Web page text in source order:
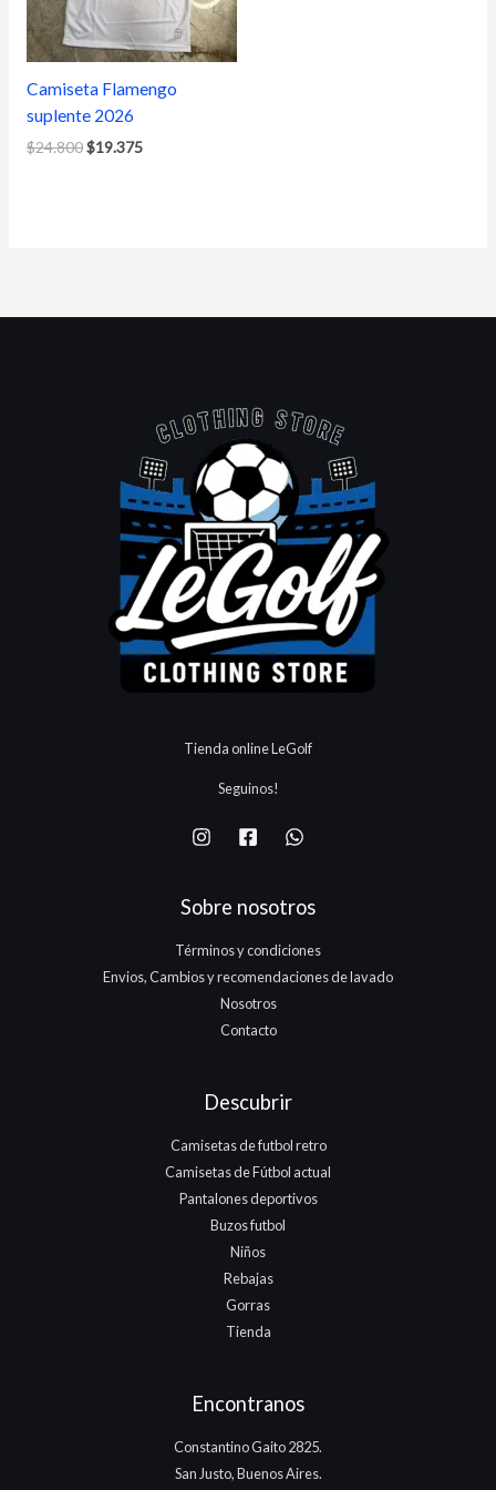
Camiseta Flamengo
suplente 2026
$24.800$19.375
Tienda online LeGolf
Seguinos!
Sobre nosotros
Términos y condiciones
Envios, Cambios y recomendaciones de lavado
Nosotros
Contacto
Descubrir
Camisetas de futbol retro
Camisetas de Fútbol actual
Pantalones deportivos
Buzos futbol
Niños
Rebajas
Gorras
Tienda
Encontranos
Constantino Gaito 2825.
San Justo, Buenos Aires.